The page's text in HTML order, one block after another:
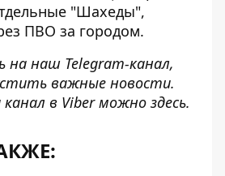
"Шахеды",
ПВО за городом.
на наш Telegram-канал,
важные новости.
канал в Viber можно здесь.